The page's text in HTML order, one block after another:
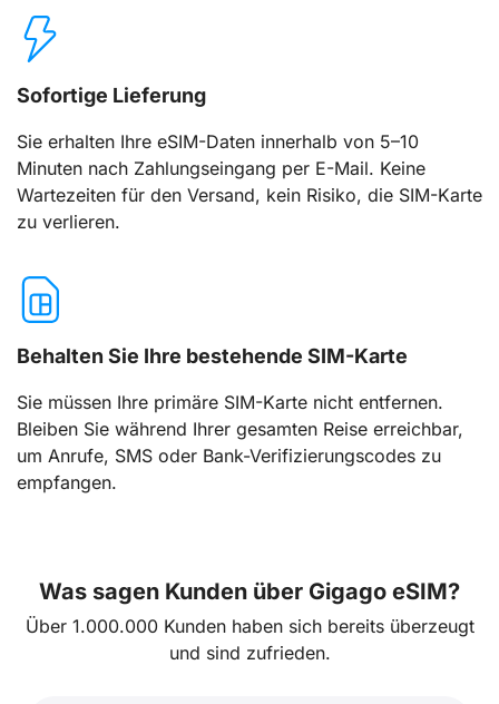
Sofortige Lieferung
Sie erhalten Ihre eSIM-Daten innerhalb von 5–10
Minuten nach Zahlungseingang per E-Mail. Keine
Wartezeiten für den Versand, kein Risiko, die SIM-Karte
zu verlieren.
Behalten Sie Ihre bestehende SIM-Karte
Sie müssen Ihre primäre SIM-Karte nicht entfernen.
Bleiben Sie während Ihrer gesamten Reise erreichbar,
um Anrufe, SMS oder Bank-Verifizierungscodes zu
empfangen.
Was sagen Kunden über Gigago eSIM?
Über 1.000.000 Kunden haben sich bereits überzeugt
und sind zufrieden.